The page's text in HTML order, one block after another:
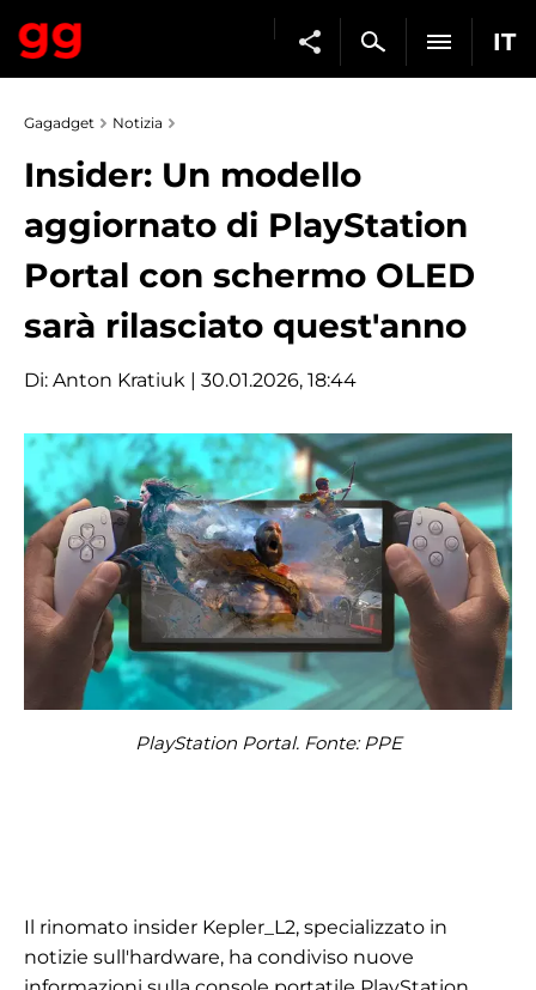
IT
Gagadget Notizia
Insider: Un modello
aggiornato di PlayStation
Portal con schermo OLED
sarà rilasciato quest'anno
Di: Anton Kratiuk | 30.01.2026, 18:44
PlayStation Portal. Fonte: PPE
Il rinomato insider Kepler_L2, specializzato in
notizie sull'hardware, ha condiviso nuove